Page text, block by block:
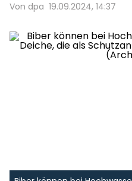
Von dpa 19.09.2024, 14:37